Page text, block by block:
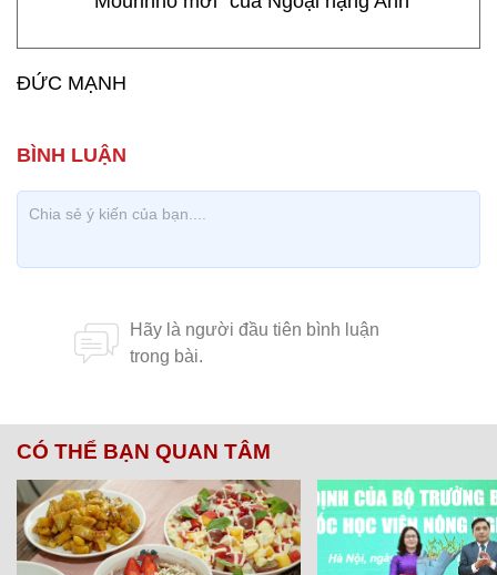
ĐỨC MẠNH
CÓ THỂ BẠN QUAN TÂM